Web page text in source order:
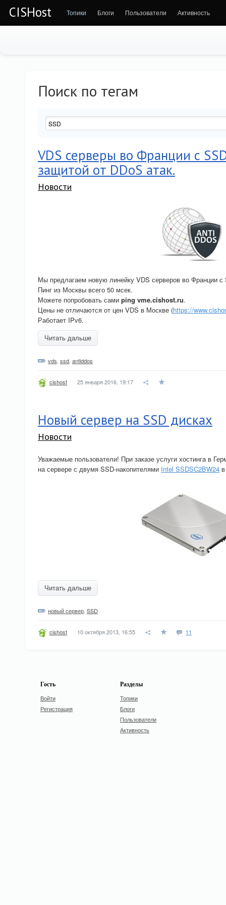
CISHost Топики Блоги Пользователи Активность
Поиск по тегам
VDS серверы во Франции с
защитой от DDoS атак.
Новости
Мы предлагаем новую линейку VDS серверов во Франции с
Пинг из Москвы всего 50 мсек.
Можете попробовать сами ping vme.cishost.ru.
Цены не отличаются от цен VDS в Москве (https://
Работает IPv6.
Читать дальше
vds ssd antiddos
cishost 25 января 2016, 19:17
Новый сервер на SSD дисках
Новости
Уважаемые пользователи! При заказе услуги хостинга в
на сервере с двумя SSD-накопителями Intel SSDSC2BW24
Читать дальше
новый сервер SSD
cishost 10 октября 2013, 16:55 11
Гость
Войти
Регистрация
Разделы
Топики
Блоги
Пользователи
Активность